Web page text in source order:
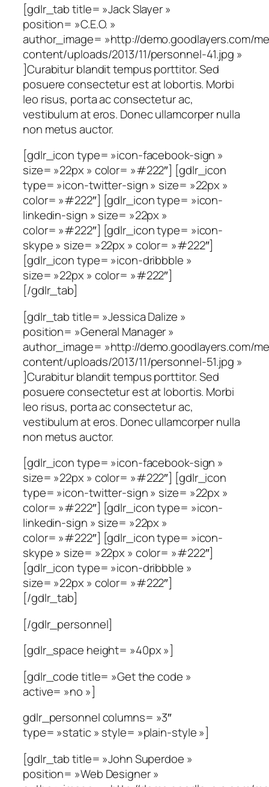
[gdlr_tab title= »Jack Slayer »
position= »C.E.O. »
author_image= »http://demo.goodlayers.com/
content/uploads/2013/11/personnel-41.jpg »
]Curabitur blandit tempus porttitor. Sed
posuere consectetur est at lobortis. Morbi
leo risus, porta ac consectetur ac,
vestibulum at eros. Donec ullamcorper nulla
non metus auctor.
[gdlr_icon type= »icon-facebook-sign »
size= »22px » color= »#222″] [gdlr_icon
type= »icon-twitter-sign » size= »22px »
color= »#222″] [gdlr_icon type= »icon-
linkedin-sign » size= »22px »
color= »#222″] [gdlr_icon type= »icon-
skype » size= »22px » color= »#222″]
[gdlr_icon type= »icon-dribbble »
size= »22px » color= »#222″]
[/gdlr_tab]
[gdlr_tab title= »Jessica Dalize »
position= »General Manager »
author_image= »http://demo.goodlayers.com/
content/uploads/2013/11/personnel-51.jpg »
]Curabitur blandit tempus porttitor. Sed
posuere consectetur est at lobortis. Morbi
leo risus, porta ac consectetur ac,
vestibulum at eros. Donec ullamcorper nulla
non metus auctor.
[gdlr_icon type= »icon-facebook-sign »
size= »22px » color= »#222″] [gdlr_icon
type= »icon-twitter-sign » size= »22px »
color= »#222″] [gdlr_icon type= »icon-
linkedin-sign » size= »22px »
color= »#222″] [gdlr_icon type= »icon-
skype » size= »22px » color= »#222″]
[gdlr_icon type= »icon-dribbble »
size= »22px » color= »#222″]
[/gdlr_tab]
[/gdlr_personnel]
[gdlr_space height= »40px »]
[gdlr_code title= »Get the code »
active= »no »]
gdlr_personnel columns= »3″
type= »static » style= »plain-style »]
[gdlr_tab title= »John Superdoe »
position= »Web Designer »